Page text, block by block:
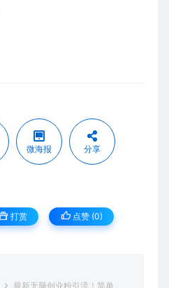
微海报 分享
打赏 点赞 (0)
最新无脑创业粉引流！简单